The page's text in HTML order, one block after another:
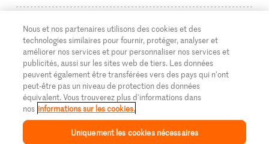
Plats principaux
Simple & vite prêt
Apéritif
Préparations au four
Enfants & famille
Toutes les recettes
On en parle...
Tutoriels
Glossaire des ingrédients
Login Migusto
Magazine Migusto
Questions concernant Migusto
Cuisiner avec Migusto
Service clientèle & contact
Publicité
Impressum
Mentions légales
Supermarché
Migros Online
À propos de Migros
Magasins
Cumulus
© 2026 La Fédération des coopératives Migros
DE FR IT
Nous et nos partenaires utilisons des cookies et des
technologies similaires pour fournir, protéger, analyser et
améliorer nos services et pour personnaliser nos services et
publicités, aussi sur les sites web de tiers. Les données
peuvent également être transférées vers des pays qui n'ont
peut-être pas un niveau de protection des données
équivalent. Vous trouverez plus d'informations dans
nos informations sur les cookies.
Uniquement les cookies nécessaires